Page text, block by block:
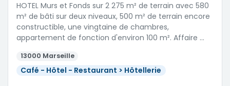
HOTEL Murs et Fonds sur 2 275 m² de terrain avec 580
m² de bâti sur deux niveaux, 500 m² de terrain encore
constructible, une vingtaine de chambres,
appartement de fonction d'environ 100 m². Affaire …
13000 Marseille
Café - Hôtel - Restaurant > Hôtellerie